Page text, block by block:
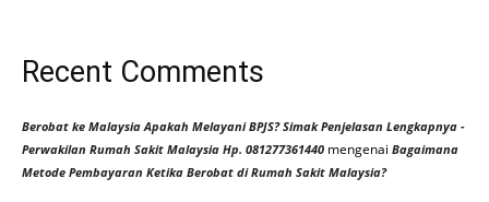
Recent Comments
Berobat ke Malaysia Apakah Melayani BPJS? Simak Penjelasan Lengkapnya -
Perwakilan Rumah Sakit Malaysia Hp. 081277361440 mengenai Bagaimana
Metode Pembayaran Ketika Berobat di Rumah Sakit Malaysia?